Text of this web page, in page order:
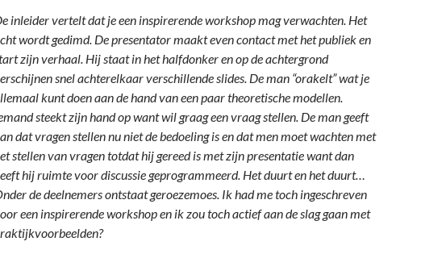
inleider vertelt dat je een inspirerende workshop mag verwachten. Het
wordt gedimd. De presentator maakt even contact met het publiek en
zijn verhaal. Hij staat in het halfdonker en op de achtergrond
snel achterelkaar verschillende slides. De man “orakelt” wat je
kunt doen aan de hand van een paar theoretische modellen.
steekt zijn hand op want wil graag een vraag stellen. De man geeft
dat vragen stellen nu niet de bedoeling is en dat men moet wachten met
stellen van vragen totdat hij gereed is met zijn presentatie want dan
hij ruimte voor discussie geprogrammeerd. Het duurt en het duurt…
de deelnemers ontstaat geroezemoes. Ik had me toch ingeschreven
een inspirerende workshop en ik zou toch actief aan de slag gaan met